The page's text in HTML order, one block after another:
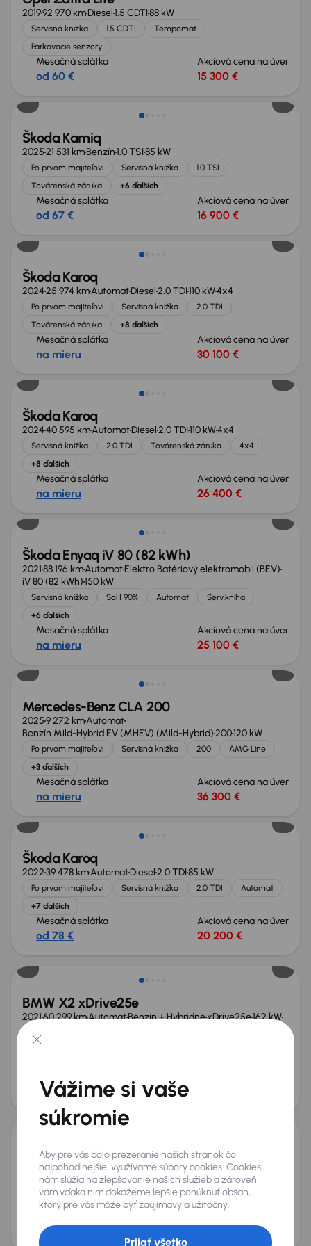
201992 970 kmDiesel1.5 CDTI88 kW
Servisná knižka 1.5 CDTI
Tempomat
Parkovacie senzory
Mesačná splátka
od 60 €
Akciová cena na úver
15 300 €
Zlacnené o 800 €
Škoda Kamiq
202521 531 kmBenzín1.0 TSI85 kW
Po prvom majiteľovi Servisná knižka
1.0 TSI
Továrenská záruka
+6 ďalších
Mesačná splátka
od 67 €
Akciová cena na úver
16 900 €
Zlacnené o 3 000 €
Škoda Karoq
202425 974 kmAutomatDiesel2.0 TDI110 kW4x4
Po prvom majiteľovi Servisná knižka
2.0 TDI
Továrenská záruka
+8 ďalších
Mesačná splátka
na mieru
Akciová cena na úver
30 100 €
Zlacnené o 2 000 €
Škoda Karoq
202440 595 kmAutomatDiesel2.0 TDI110 kW4x4
Servisná knižka 2.0 TDI Továrenská záruka
4x4
+8 ďalších
Mesačná splátka
na mieru
Akciová cena na úver
26 400 €
Zlacnené o 1 500 €
Škoda Enyaq iV 80 (82 kWh)
202188 196 kmAutomatElektro Batériový elektromobil (BEV)
iV 80 (82 kWh)150 kW
Servisná knižka SoH 90% Automat
Serv.kniha
+6 ďalších
Mesačná splátka
na mieru
Akciová cena na úver
25 100 €
Zlacnené o 2 800 €
Mercedes-Benz CLA 200
20259 272 kmAutomat
Benzín Mild-Hybrid EV (MHEV) (Mild-Hybrid)200120 kW
Po prvom majiteľovi Servisná knižka 200
AMG Line
+3 ďalších
Mesačná splátka
na mieru
Akciová cena na úver
36 300 €
Zlacnené o 1 600 €
Škoda Karoq
202239 478 kmAutomatDiesel2.0 TDI85 kW
Po prvom majiteľovi Servisná knižka 2.0 TDI
Automat
+7 ďalších
Mesačná splátka
od 78 €
Akciová cena na úver
20 200 €
BMW X2 xDrive25e
202160 299 kmAutomatBenzín + HybridnéxDrive25e162 kW
4x4
Po prvom majiteľovi
Mesačná splátka
od 84 €
Zlacnené o 3 300 €
Škoda Superb
202432 141 kmAutomatDiesel2.0 TDI142 kW4x4
Po prvom majiteľovi Servisná knižka 2.0 TDI
HUD
+9 ďalších
na mieru
Ušetríte 7 400 €
Vážime si vaše
súkromie
Aby pre vás bolo prezeranie našich stránok čo
najpohodlnejšie, využívame súbory cookies. Cookies
nám slúžia na zlepšovanie našich služieb a zároveň
vám vďaka nim dokážeme lepšie ponúknuť obsah,
ktorý pre vás môže byť zaujímavý a užitočný.
Prijať všetko